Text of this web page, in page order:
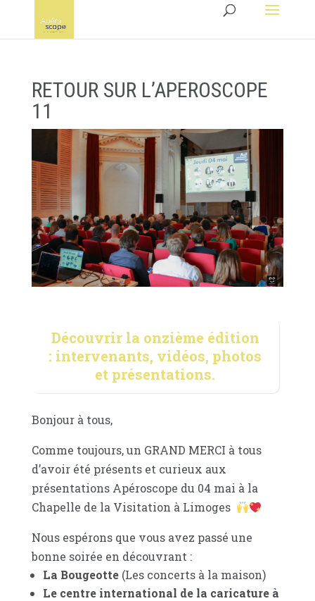
RETOUR SUR L’APEROSCOPE
11
Découvrir la onzième édition
: intervenants, vidéos, photos
et présentations.
Bonjour à tous,
Comme toujours, un GRAND MERCI à tous
d’avoir été présents et curieux aux
présentations Apéroscope du 04 mai à la
Chapelle de la Visitation à Limoges
Nous espérons que vous avez passé une
bonne soirée en découvrant :
La Bougeotte(Les concerts à la maison)
Le centre international de la caricature à